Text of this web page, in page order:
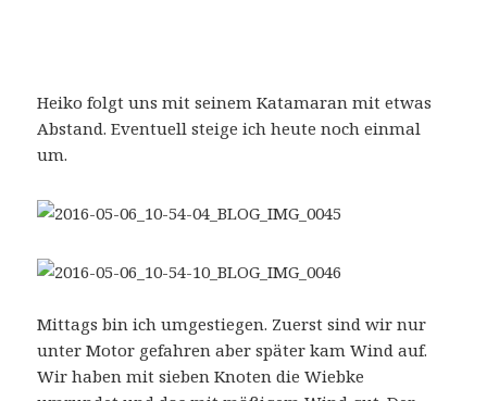
Heiko folgt uns mit seinem Katamaran mit etwas
Abstand. Eventuell steige ich heute noch einmal
um.
Mittags bin ich umgestiegen. Zuerst sind wir nur
unter Motor gefahren aber später kam Wind auf.
Wir haben mit sieben Knoten die Wiebke